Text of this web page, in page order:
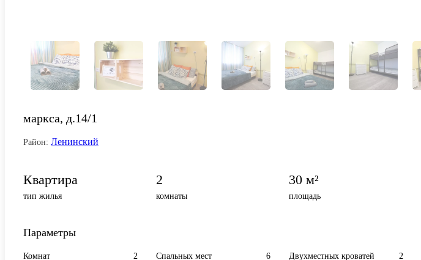
маркса, д.14/1
Район: Ленинский
Квартира
тип жилья
2
комнаты
30 м²
площадь
Параметры
Комнат 2 Спальных мест 6 Двухместных кроватей 2